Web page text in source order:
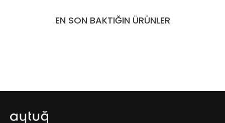
EN SON BAKTIĞIN ÜRÜNLER